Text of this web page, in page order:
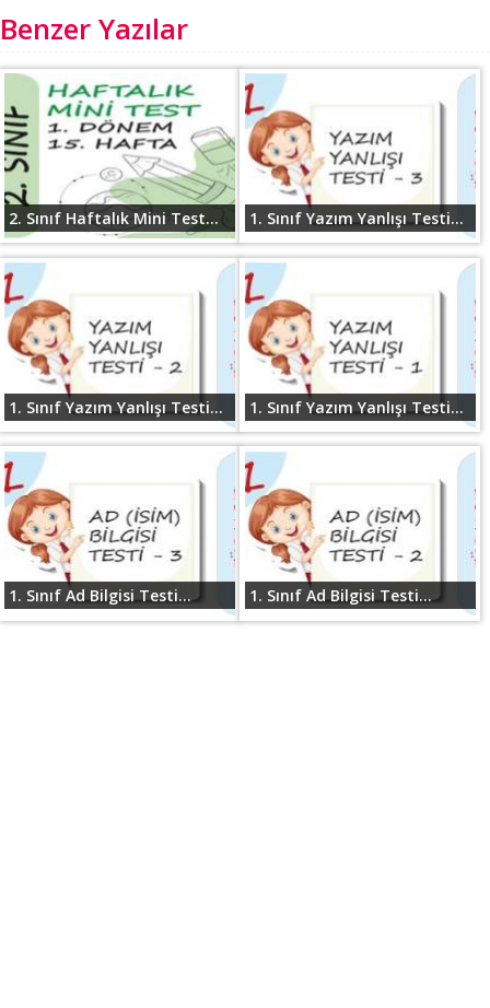
Benzer Yazılar
2. Sınıf Haftalık Mini Test... 1. Sınıf Yazım Yanlışı Testi...
1. Sınıf Yazım Yanlışı Testi... 1. Sınıf Yazım Yanlışı Testi...
1. Sınıf Ad Bilgisi Testi... 1. Sınıf Ad Bilgisi Testi...